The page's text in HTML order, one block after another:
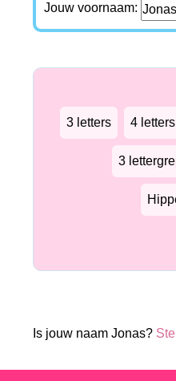
Jouw voornaam:
3 letters 4 letters
3
Is jouw naam Jonas?